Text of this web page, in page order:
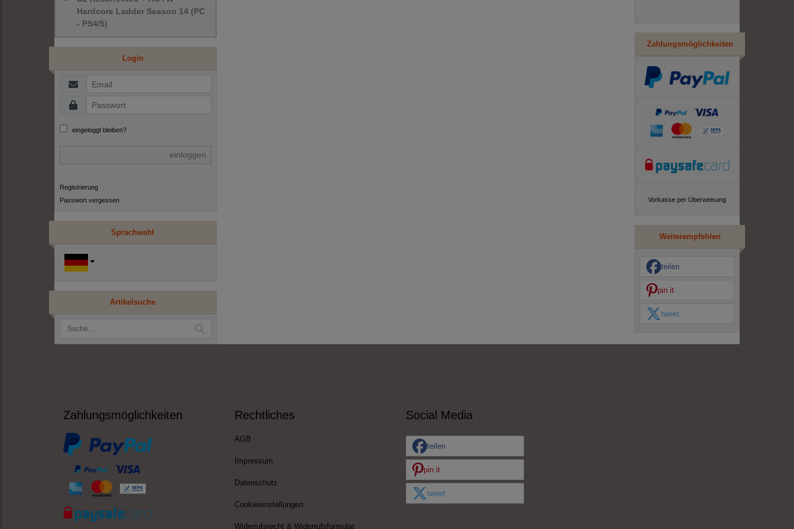
Hardcore Ladder Season 14 (PC
- PS4/5)
Login
eingeloggt bleiben?
einloggen
Registrierung
Passwort vergessen
Sprachwahl
Artikelsuche
Zahlungsmöglichkeiten
Vorkasse per Überweisung
Weiterempfehlen
teilen
pin it
tweet
Zahlungsmöglichkeiten Rechtliches
AGB
Impressum
Datenschutz
Cookieeinstellungen
Widerrufsrecht & Widerrufsformular
Social Media
teilen
pin it
tweet